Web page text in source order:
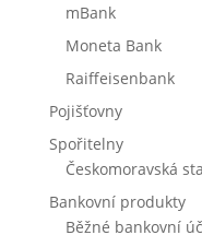
mBank
Moneta Bank
Raiffeisenbank
Pojišťovny
Spořitelny
Českomoravská
Bankovní produkty
Běžné bankovní